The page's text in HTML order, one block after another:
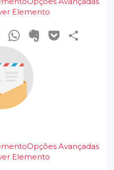
Elemento
EmailWhatsApp
Evernote
Opções Avançadas
Elemento